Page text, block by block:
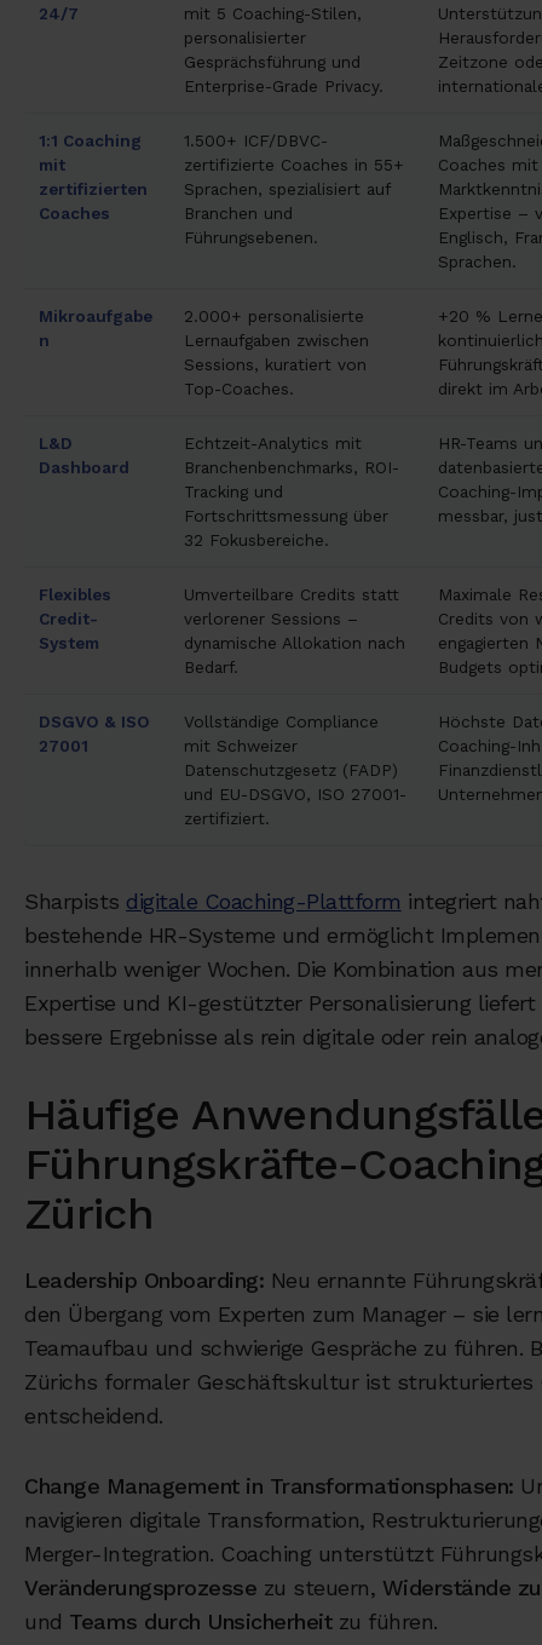
24/7
mit 5 Coaching-Stilen,
personalisierter
Gesprächsführung und
Enterprise-Grade Privacy.
Zeitzone
1:1 Coaching
mit
zertifizierten
Coaches
1.500+ ICF/DBVC-
zertifizierte Coaches in 55+
Sprachen, spezialisiert auf
Branchen und
Führungsebenen.
Coaches
Expertise –
Englisch,
Sprachen.
Mikroaufgabe
n
2.000+ personalisierte
Lernaufgaben zwischen
Sessions, kuratiert von
Top-Coaches.
+20 %
direkt im
L&D
Dashboard
Echtzeit-Analytics mit
Branchenbenchmarks, ROI-
Tracking und
Fortschrittsmessung über
32 Fokusbereiche.
HR-Teams
Coaching-
messbar,
Flexibles
Credit-
System
Umverteilbare Credits statt
verlorener Sessions –
dynamische Allokation nach
Bedarf.
Maximale
Credits von
engagierten
Budgets
DSGVO & ISO
27001
Vollständige Compliance
mit Schweizer
Datenschutzgesetz (FADP)
und EU-DSGVO, ISO 27001-
zertifiziert.
Höchste
Coaching-
Sharpists digitale Coaching-Plattform integriert
bestehende HR-Systeme und ermöglicht
innerhalb weniger Wochen. Die Kombination aus
Expertise und KI-gestützter Personalisierung
bessere Ergebnisse als rein digitale oder rein
Häufige
Führungskräfte-
Zürich
Leadership Onboarding: Neu ernannte
den Übergang vom Experten zum Manager – sie
Teamaufbau und schwierige Gespräche zu führen.
Zürichs formaler Geschäftskultur ist strukturiertes
entscheidend.
Change Management in Transformationsphasen:
navigieren digitale Transformation,
Merger-Integration. Coaching unterstützt
Veränderungsprozesse zu steuern, Widerstände
und Teams durch Unsicherheitzu führen.